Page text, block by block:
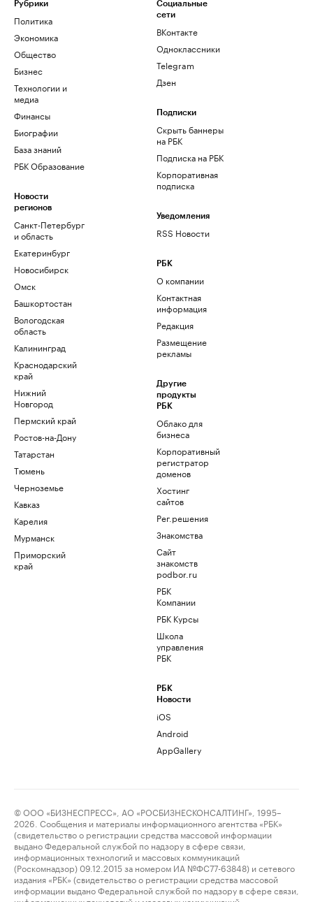
Рубрики
Политика
Экономика
Общество
Бизнес
Технологии и
медиа
Финансы
Биографии
База знаний
РБК Образование
Новости
регионов
Санкт-Петербург
и область
Екатеринбург
Новосибирск
Омск
Башкортостан
Вологодская
область
Калининград
Краснодарский
край
Нижний
Новгород
Пермский край
Ростов-на-Дону
Татарстан
Тюмень
Черноземье
Кавказ
Карелия
Мурманск
Приморский
край
Социальные
сети
ВКонтакте
Одноклассники
Telegram
Дзен
Подписки
Скрыть баннеры
на РБК
Подписка на РБК
Корпоративная
подписка
Уведомления
RSS Новости
РБК
О компании
Контактная
информация
Редакция
Размещение
рекламы
Другие
продукты
РБК
Облако для
бизнеса
Корпоративный
регистратор
доменов
Хостинг
сайтов
Рег.решения
Знакомства
Сайт
знакомств
podbor.ru
РБК
Компании
РБК Курсы
Школа
управления
РБК
РБК
Новости
iOS
Android
AppGallery
© ООО «БИЗНЕСПРЕСС», АО «РОСБИЗНЕСКОНСАЛТИНГ», 1995–
2026. Сообщения и материалы информационного агентства «РБК»
(свидетельство о регистрации средства массовой информации
выдано Федеральной службой по надзору в сфере связи,
информационных технологий и массовых коммуникаций
(Роскомнадзор) 09.12.2015 за номером ИА №ФС77-63848) и сетевого
издания «РБК» (свидетельство о регистрации средства массовой
информации выдано Федеральной службой по надзору в сфере связи,